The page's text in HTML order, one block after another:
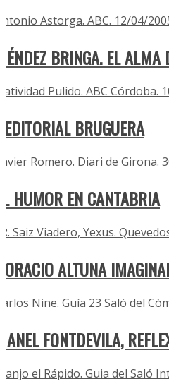
Astorga. ABC. 12/04/
BRINGA. EL ALMA
Pulido. ABC Córdoba.
BRUGUERA
Romero. Diari de Girona.
HUMOR EN CANTABRIA
Saiz Viadero, Yexus.
ALTUNA
Nine. Guía 23 Saló del
FONTDEVILA,
el Rápido. Guia del Saló